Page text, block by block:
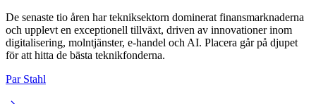
De senaste tio åren har tekniksektorn dominerat finansmarknaderna
och upplevt en exceptionell tillväxt, driven av innovationer inom
digitalisering, molntjänster, e-handel och AI. Placera går på djupet
för att hitta de bästa teknikfonderna.
Par Stahl